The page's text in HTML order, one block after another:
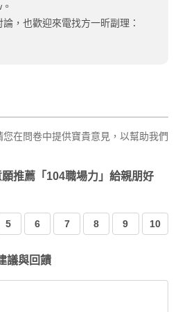
，也歡迎來電找方一昕副理：
在問卷中提供寶貴意見，以幫助我們
推薦「104職場力」給親朋好
5 6 7 8 9 10
議與回饋